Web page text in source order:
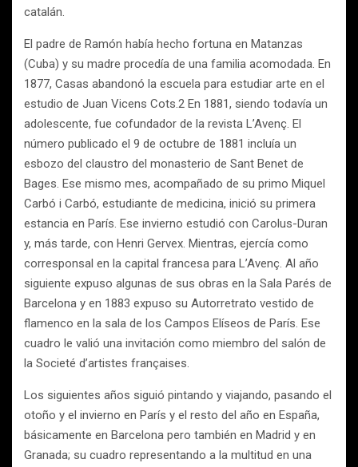
catalán.
El padre de Ramón había hecho fortuna en Matanzas
(Cuba) y su madre procedía de una familia acomodada. En
1877, Casas abandonó la escuela para estudiar arte en el
estudio de Juan Vicens Cots.2 En 1881, siendo todavía un
adolescente, fue cofundador de la revista L’Avenç. El
número publicado el 9 de octubre de 1881 incluía un
esbozo del claustro del monasterio de Sant Benet de
Bages. Ese mismo mes, acompañado de su primo Miquel
Carbó i Carbó, estudiante de medicina, inició su primera
estancia en París. Ese invierno estudió con Carolus-Duran
y, más tarde, con Henri Gervex. Mientras, ejercía como
corresponsal en la capital francesa para L’Avenç. Al año
siguiente expuso algunas de sus obras en la Sala Parés de
Barcelona y en 1883 expuso su Autorretrato vestido de
flamenco en la sala de los Campos Elíseos de París. Ese
cuadro le valió una invitación como miembro del salón de
la Societé d’artistes françaises.
Los siguientes años siguió pintando y viajando, pasando el
otoño y el invierno en París y el resto del año en España,
básicamente en Barcelona pero también en Madrid y en
Granada; su cuadro representando a la multitud en una